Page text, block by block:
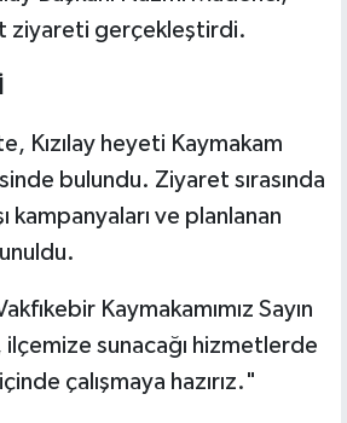
ziyareti gerçekleştirdi.
Kızılay heyeti Kaymakam
bulundu. Ziyaret sırasında
kampanyaları ve planlanan
Kaymakamımız Sayın
ilçemize sunacağı hizmetlerde
çalışmaya hazırız."